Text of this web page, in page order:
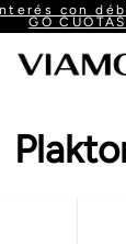
con
GO CUOTAS